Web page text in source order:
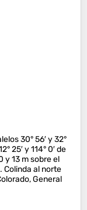
30° 56′ y 32°
25′ y 114° 0′ de
y 13 m sobre el
Colinda al norte
General